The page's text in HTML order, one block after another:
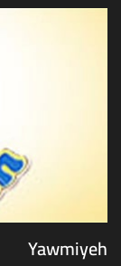
Yawmiyeh